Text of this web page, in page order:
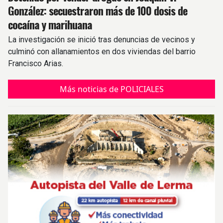
González: secuestraron más de 100 dosis de
cocaína y marihuana
La investigación se inició tras denuncias de vecinos y
culminó con allanamientos en dos viviendas del barrio
Francisco Arias.
Más noticias de POLICIALES